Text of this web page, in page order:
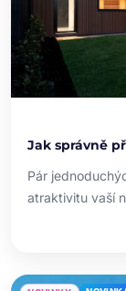
Jak správně
Pár
atraktivitu vaší